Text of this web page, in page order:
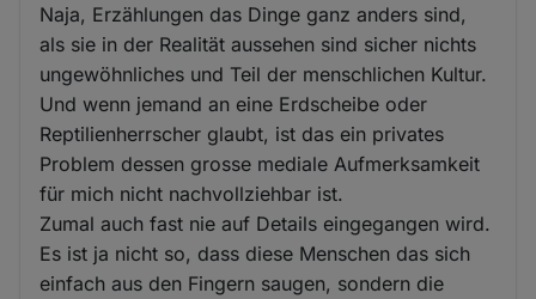
Naja, Erzählungen das Dinge ganz anders sind,
als sie in der Realität aussehen sind sicher nichts
ungewöhnliches und Teil der menschlichen Kultur.
Und wenn jemand an eine Erdscheibe oder
Reptilienherrscher glaubt, ist das ein privates
Problem dessen grosse mediale Aufmerksamkeit
für mich nicht nachvollziehbar ist.
Zumal auch fast nie auf Details eingegangen wird.
Es ist ja nicht so, dass diese Menschen das sich
einfach aus den Fingern saugen, sondern die